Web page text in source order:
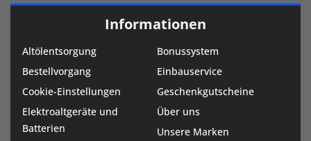
Informationen
Altölentsorgung
Bestellvorgang
Cookie-Einstellungen
Elektroaltgeräte und
Batterien
Bonussystem
Einbauservice
Geschenkgutscheine
Über uns
Unsere Marken